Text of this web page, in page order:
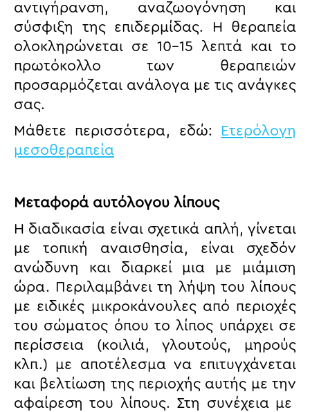
αντιγήρανση, αναζωογόνηση και
σύσφιξη της επιδερμίδας. Η θεραπεία
ολοκληρώνεται σε 10-15 λεπτά και το
πρωτόκολλο των θεραπειών
προσαρμόζεται ανάλογα με τις ανάγκες
σας.
Μάθετε περισσότερα, εδώ: Ετερόλογη
μεσοθεραπεία
Μεταφορά αυτόλογου λίπους
Η διαδικασία είναι σχετικά απλή, γίνεται
με τοπική αναισθησία, είναι σχεδόν
ανώδυνη και διαρκεί μια με μιάμιση
ώρα. Περιλαμβάνει τη λήψη του λίπους
με ειδικές μικροκάνουλες από περιοχές
του σώματος όπου το λίπος υπάρχει σε
περίσσεια (κοιλιά, γλουτούς, μηρούς
κλπ.) με αποτέλεσμα να επιτυγχάνεται
και βελτίωση της περιοχής αυτής με την
αφαίρεση του λίπους. Στη συνέχεια με